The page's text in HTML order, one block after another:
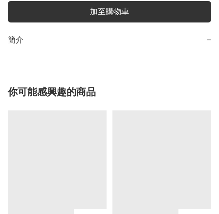
加至購物車
簡介 −
你可能感興趣的商品